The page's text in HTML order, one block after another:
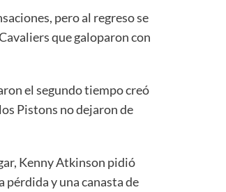
pero al regreso se
que galoparon con
el segundo tiempo creó
Pistons no dejaron de
Kenny Atkinson pidió
y una canasta de